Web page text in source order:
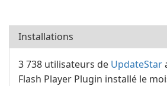
Installations
3 738 utilisateurs de UpdateStar
Flash Player Plugin installé le